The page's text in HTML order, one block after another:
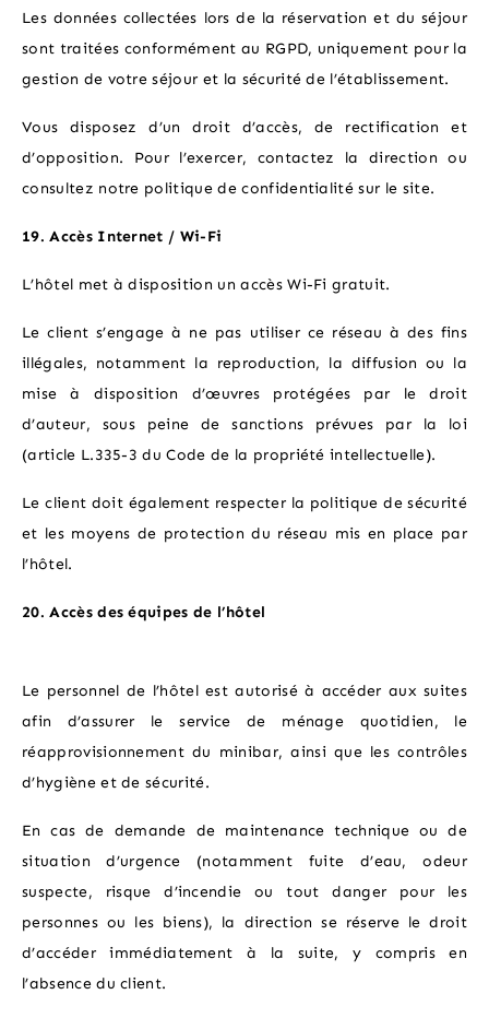
Les données collectées lors de la réservation et du séjour
sont traitées conformément au RGPD, uniquement pour la
gestion de votre séjour et la sécurité de l’établissement.
Vous disposez d’un droit d’accès, de rectification et
d’opposition. Pour l’exercer, contactez la direction ou
consultez notre politique de confidentialité sur le site.
19. Accès Internet / Wi-Fi
L’hôtel met à disposition un accès Wi-Fi gratuit.
Le client s’engage à ne pas utiliser ce réseau à des fins
illégales, notamment la reproduction, la diffusion ou la
mise à disposition d’œuvres protégées par le droit
d’auteur, sous peine de sanctions prévues par la loi
(article L.335-3 du Code de la propriété intellectuelle).
Le client doit également respecter la politique de sécurité
et les moyens de protection du réseau mis en place par
l’hôtel.
20. Accès des équipes de l’hôtel
Le personnel de l’hôtel est autorisé à accéder aux suites
afin d’assurer le service de ménage quotidien, le
réapprovisionnement du minibar, ainsi que les contrôles
d’hygiène et de sécurité.
En cas de demande de maintenance technique ou de
situation d’urgence (notamment fuite d’eau, odeur
suspecte, risque d’incendie ou tout danger pour les
personnes ou les biens), la direction se réserve le droit
d’accéder immédiatement à la suite, y compris en
l’absence du client.